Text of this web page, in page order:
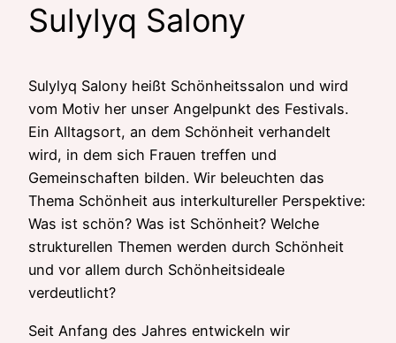
Sulylyq Salony
Sulylyq Salony heißt Schönheitssalon und wird
vom Motiv her unser Angelpunkt des Festivals.
Ein Alltagsort, an dem Schönheit verhandelt
wird, in dem sich Frauen treffen und
Gemeinschaften bilden. Wir beleuchten das
Thema Schönheit aus interkultureller Perspektive:
Was ist schön? Was ist Schönheit? Welche
strukturellen Themen werden durch Schönheit
und vor allem durch Schönheitsideale
verdeutlicht?
Seit Anfang des Jahres entwickeln wir